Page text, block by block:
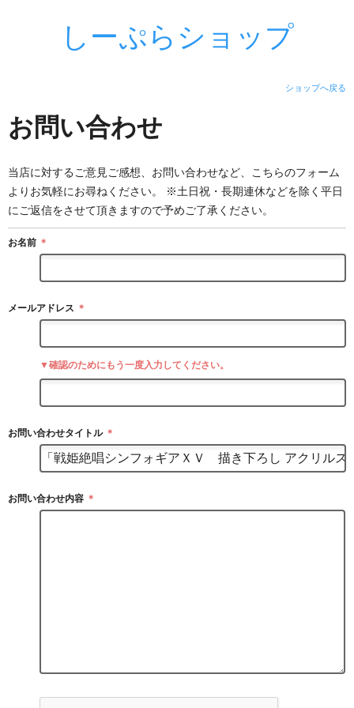
しーぷらショップ
ショップへ戻る
お問い合わせ
当店に対するご意見ご感想、お問い合わせなど、こちらのフォーム
よりお気軽にお尋ねください。 ※土日祝・長期連休などを除く平日
にご返信をさせて頂きますので予めご了承ください。
お名前 ＊
メールアドレス ＊
▼確認のためにもう一度入力してください。
お問い合わせタイトル ＊
お問い合わせ内容 ＊